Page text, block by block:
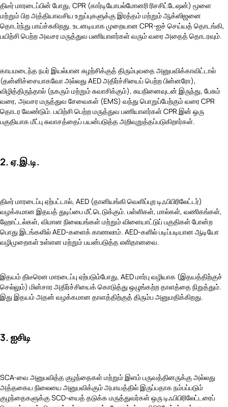
திடீர் மாரடைப்பின் போது, CPR (கார்டியோபல்மோனரி ரிசசிட்டேஷன்) மூளை
மற்றும் பிற அத்தியாவசிய உறுப்புகளுக்கு இரத்தம் மற்றும் ஆக்ஸிஜனை
தொடர்ந்து பாய்ச்சுகிறது. உடனடியாக முறையான CPR-ஐச் செய்யத் தொடங்கி,
பயிற்சி பெற்ற அவசர மருத்துவ பணியாளர்கள் வரும் வரை அதைத் தொடரவும்.
காயமடைந்த நபர் இயல்பான சுழற்சிக்குத் திரும்புவதை அனுபவிக்காவிட்டால்
(தன்னிச்சையாகவோ அல்லது AED அதிர்ச்சியைப் பெற்ற பின்னரோ),
விழித்திருந்தால் (நகரும் மற்றும் சுவாசிக்கும்), சுயநினைவுடன் இருந்து, பேசும்
வரை, அவசர மருத்துவ சேவைகள் (EMS) வந்து பொறுப்பேற்கும் வரை CPR
தொடர வேண்டும். பயிற்சி பெற்ற மருத்துவ பணியாளர்கள் CPR இன் ஒரு
பகுதியாக மீட்பு சுவாசத்தைப் பயன்படுத்த அறிவுறுத்தப்படுகிறார்கள்.
2. ஏ.இ.டி.
திடீர் மாரடைப்பு ஏற்பட்டால், AED (தானியங்கி வெளிப்புற டிஃபிபிரிலேட்டர்)
வழக்கமான இதயத் துடிப்பை மீட்டெடுக்கும். பள்ளிகள், மால்கள், வணிகங்கள்,
ஹோட்டல்கள், விமான நிலையங்கள் மற்றும் விளையாட்டுப் பகுதிகள் போன்ற
பொது இடங்களில் AED-களைக் காணலாம். AED-களில் படிப்படியான ஆடியோ
வழிமுறைகள் உள்ளன மற்றும் பயன்படுத்த எளிதானவை.
இதயம் திடீரென மாரடைப்பு ஏற்படும்போது, AED மார்பு வழியாக (இதயத்திற்குச்
செல்லும்) மின்சார அதிர்ச்சியைக் கொடுத்து ஒழுங்கற்ற தாளத்தை நிறுத்தும்.
இது இதயம் அதன் வழக்கமான தாளத்திற்குத் திரும்ப அனுமதிக்கிறது.
3. ஐசிடி
SCA-வை அனுபவித்த குழந்தைகள் மற்றும் இளம் பருவத்தினருக்கு அல்லது
அத்தகைய நிலையை அனுபவிக்கும் அபாயத்தில் இருப்பதாக நம்பப்படும்
குழந்தைகளுக்கு SCD-யைத் தடுக்க மருத்துவர்கள் ஒரு டிஃபிபிரிலேட்டரைப்